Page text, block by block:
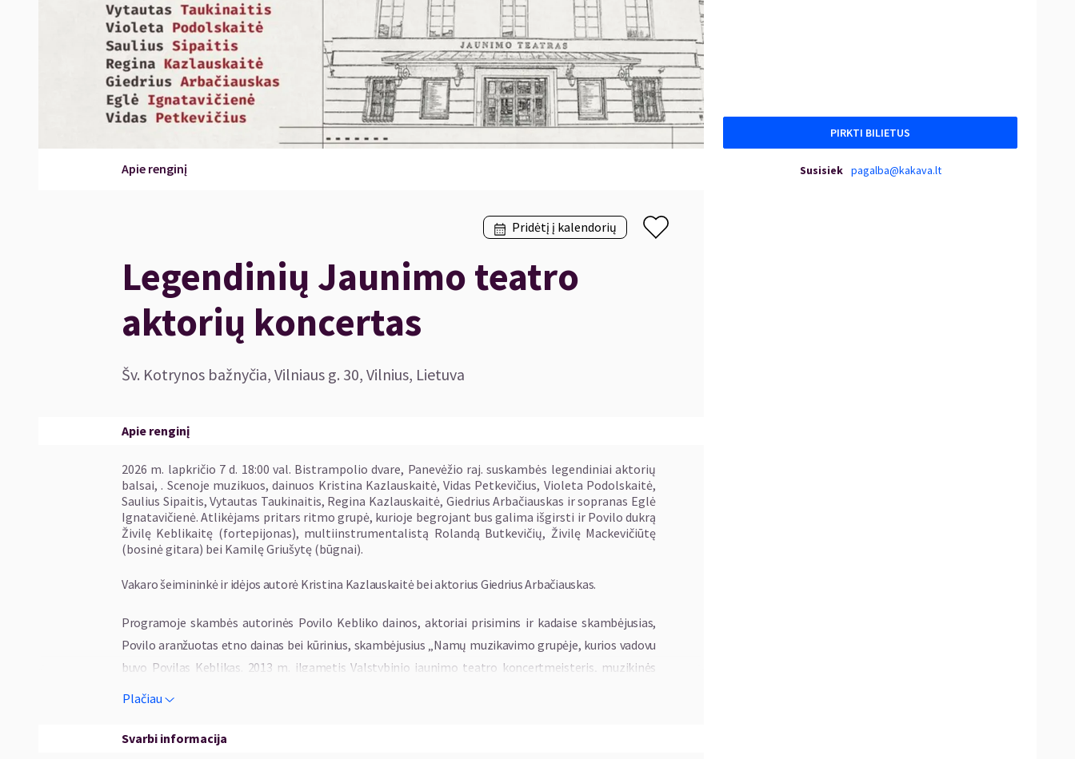
Apie renginį
Pridėtį į kalendorių
Legendinių Jaunimo teatro
aktorių koncertas
Šv. Kotrynos bažnyčia, Vilniaus g. 30, Vilnius, Lietuva
Apie renginį
2026 m. lapkričio 7 d. 18:00 val. Bistrampolio dvare, Panevėžio raj. suskambės legendiniai aktorių
balsai, . Scenoje muzikuos, dainuos Kristina Kazlauskaitė, Vidas Petkevičius, Violeta Podolskaitė,
Saulius Sipaitis, Vytautas Taukinaitis, Regina Kazlauskaitė, Giedrius Arbačiauskas ir sopranas Eglė
Ignatavičienė. Atlikėjams pritars ritmo grupė, kurioje begrojant bus galima išgirsti ir Povilo dukrą
Živilę Keblikaitę (fortepijonas), multiinstrumentalistą Rolandą Butkevičių, Živilę Mackevičiūtę
(bosinė gitara) bei Kamilę Griušytę (būgnai).
Vakaro šeimininkė ir idėjos autorė Kristina Kazlauskaitė bei aktorius Giedrius Arbačiauskas.
Programoje skambės autorinės Povilo Kebliko dainos, aktoriai prisimins ir kadaise skambėjusias,
Povilo aranžuotas etno dainas bei kūrinius, skambėjusius „Namų muzikavimo grupėje, kurios vadovu
buvo Povilas Keblikas. 2013 m. ilgametis Valstybinio jaunimo teatro koncertmeisteris, muzikinės
dalies vadovas Povilas Keblikas paliko šį pasaulį, tačiau jame - gausus muzikinis palikimas. 2025
P. Keblikas daugiau nei 50 metų paskyrė Valstybiniam jaunimo teatrui ir jame skambėjusiai muzikai.
Plačiau
Svarbi informacija
PIRKTI BILIETUS
Susisiek pagalba@kakava.lt